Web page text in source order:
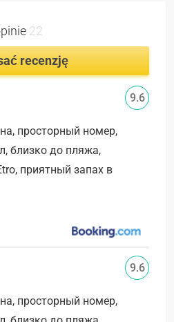
22
recenzję
просторный номер,
близко до пляжа,
приятный запах в
9.6
просторный номер,
9.6